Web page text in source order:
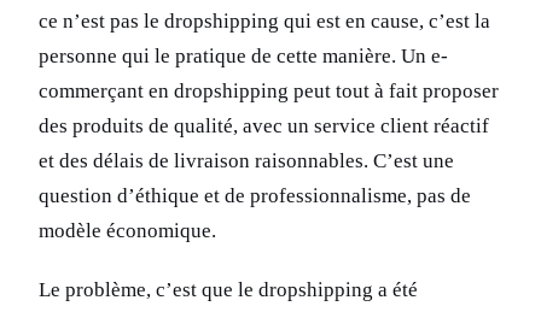
ce n’est pas le dropshipping qui est en cause, c’est la
personne qui le pratique de cette manière. Un e-
commerçant en dropshipping peut tout à fait proposer
des produits de qualité, avec un service client réactif
et des délais de livraison raisonnables. C’est une
question d’éthique et de professionnalisme, pas de
modèle économique.
Le problème, c’est que le dropshipping a été